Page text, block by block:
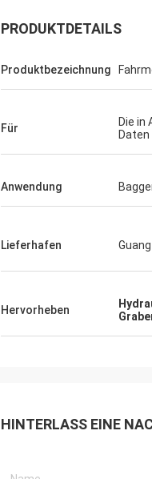
PRODUKTDETAILS
Produktbezeichnung
Für
Die in
Anwendung
Lieferhafen
Hervorheben
HINTERLASS EINE